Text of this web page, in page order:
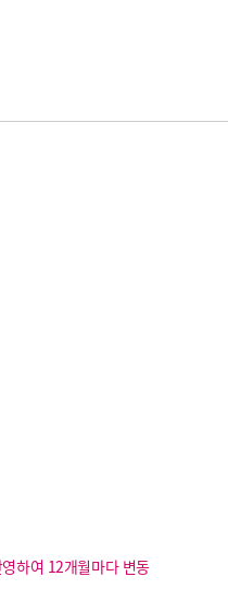
하여 12개월마다 변동